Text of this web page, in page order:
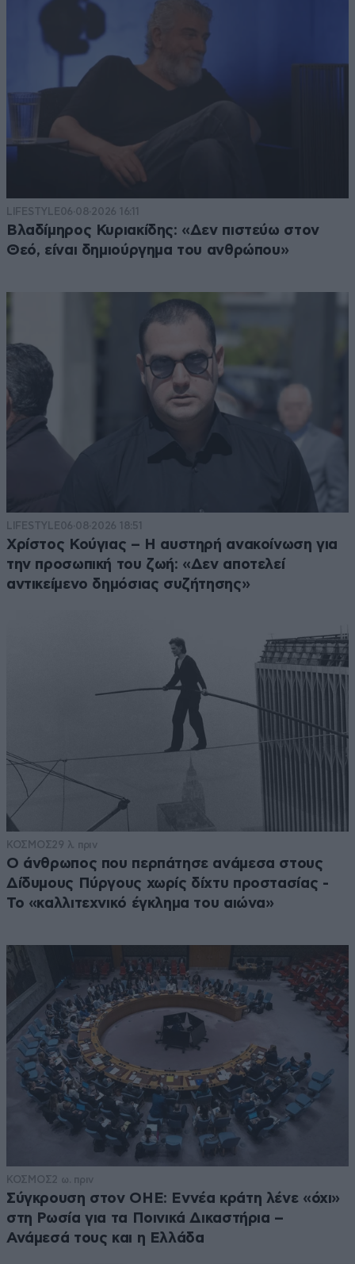
LIFESTYLE06·08·2026 16:11
Βλαδίμηρος Κυριακίδης: «Δεν πιστεύω στον
Θεό, είναι δημιούργημα του ανθρώπου»
LIFESTYLE06·08·2026 18:51
Χρίστος Κούγιας – Η αυστηρή ανακοίνωση για
την προσωπική του ζωή: «Δεν αποτελεί
αντικείμενο δημόσιας συζήτησης»
ΚΟΣΜΟΣ29 λ. πριν
Ο άνθρωπος που περπάτησε ανάμεσα στους
Δίδυμους Πύργους χωρίς δίχτυ προστασίας -
Το «καλλιτεχνικό έγκλημα του αιώνα»
ΚΟΣΜΟΣ2 ω. πριν
Σύγκρουση στον ΟΗΕ: Εννέα κράτη λένε «όχι»
στη Ρωσία για τα Ποινικά Δικαστήρια –
Ανάμεσά τους και η Ελλάδα